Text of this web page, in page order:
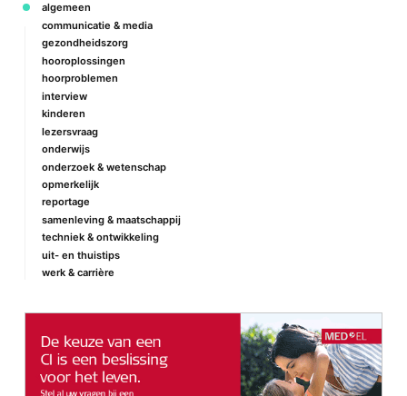
algemeen
communicatie & media
gezondheidszorg
hooroplossingen
hoorproblemen
interview
kinderen
lezersvraag
onderwijs
onderzoek & wetenschap
opmerkelijk
reportage
samenleving & maatschappij
techniek & ontwikkeling
uit- en thuistips
werk & carrière